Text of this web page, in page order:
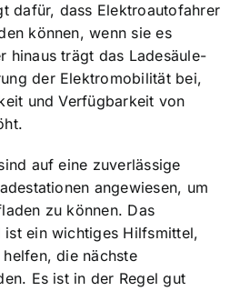
dafür, dass Elektroautofahrer
können, wenn sie es
hinaus trägt das Ladesäule-
der Elektromobilität bei,
und Verfügbarkeit von
auf eine zuverlässige
angewiesen, um
zu können. Das
ist ein wichtiges Hilfsmittel,
die nächste
Es ist in der Regel gut